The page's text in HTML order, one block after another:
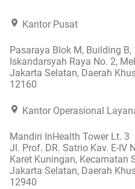
Kantor Pusat
Pasaraya Blok M, Building
Iskandarsyah Raya No. 2,
Jakarta Selatan, Daerah
12160
Kantor Operasional
Mandiri InHealth Tower Lt. 3
Jl. Prof. DR. Satrio Kav. E-IV
Karet Kuningan, Kecamatan
Jakarta Selatan, Daerah
12940